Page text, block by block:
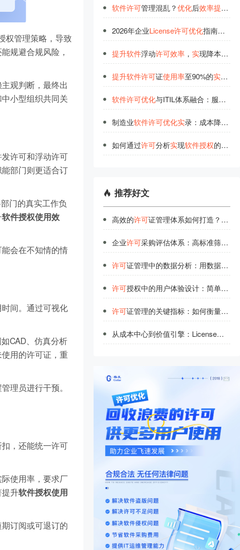
权管理策略，导致
规避合规风险，
观判断，最终出
小型组织共同关
许可和浮动许可
部门则更适合订
门的真实工作负
软件授权使用效
会在不知情的情
间。通过可视化
CAD、仿真分析
用的许可证，重
理员进行干预。
，还能统一许可
使用率，要求厂
升软件授权使用
订阅或可退订的
软件许可管理混乱？优化后效率提升
2026年企业License许可优化指南：如何高
提升软件浮动许可效率， 实现降本增
提升软件许可证使用率至90%的实战方
软件许可优化与ITIL体系融合：服务管理的
制造业软件许可优化实录：成本降40%，
如何通过许可分析实现软件授权的高
推荐好文
高效的许可证管理体系如何打造？行业领先者经验分享
企业许可采购评估体系：高标准筛选可靠供应商
许可证管理中的数据分析：用数据说话的管理智慧
许可授权中的用户体验设计：简单背后的技术实力
许可证管理的关键指标：如何衡量管理效率？
从成本中心到价值引擎：License
许可